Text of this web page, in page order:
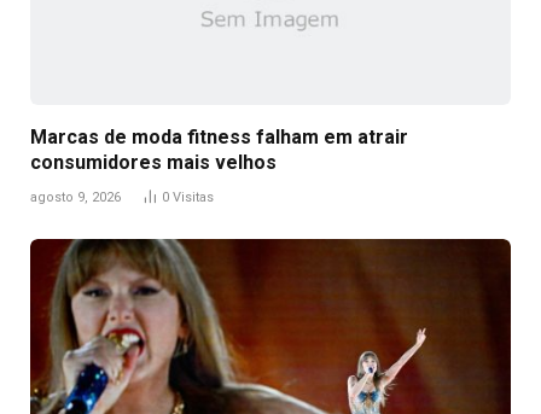
Marcas de moda fitness falham em atrair
consumidores mais velhos
agosto 9, 2026 0 Visitas